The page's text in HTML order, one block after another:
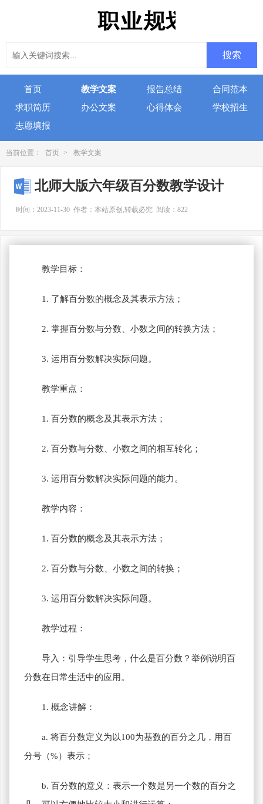
首页 教学文案 报告总结
合同范本
求职简历
办公文案 心得体会
学校招生
志愿填报
当前位置： 首页 > 教学文案
北师大版六年级百分数教学设计
时间：2023-11-30 作者：本站原创,转载必究 阅读：822
教学目标：
1. 了解百分数的概念及其表示方法；
2. 掌握百分数与分数、小数之间的转换方法；
3. 运用百分数解决实际问题。
教学重点：
1. 百分数的概念及其表示方法；
2. 百分数与分数、小数之间的相互转化；
3. 运用百分数解决实际问题的能力。
教学内容：
1. 百分数的概念及其表示方法；
2. 百分数与分数、小数之间的转换；
3. 运用百分数解决实际问题。
教学过程：
导入：引导学生思考，什么是百分数？举例说明百
分数在日常生活中的应用。
1. 概念讲解：
a. 将百分数定义为以100为基数的百分之几，用百
分号（%）表示；
b. 百分数的意义：表示一个数是另一个数的百分之